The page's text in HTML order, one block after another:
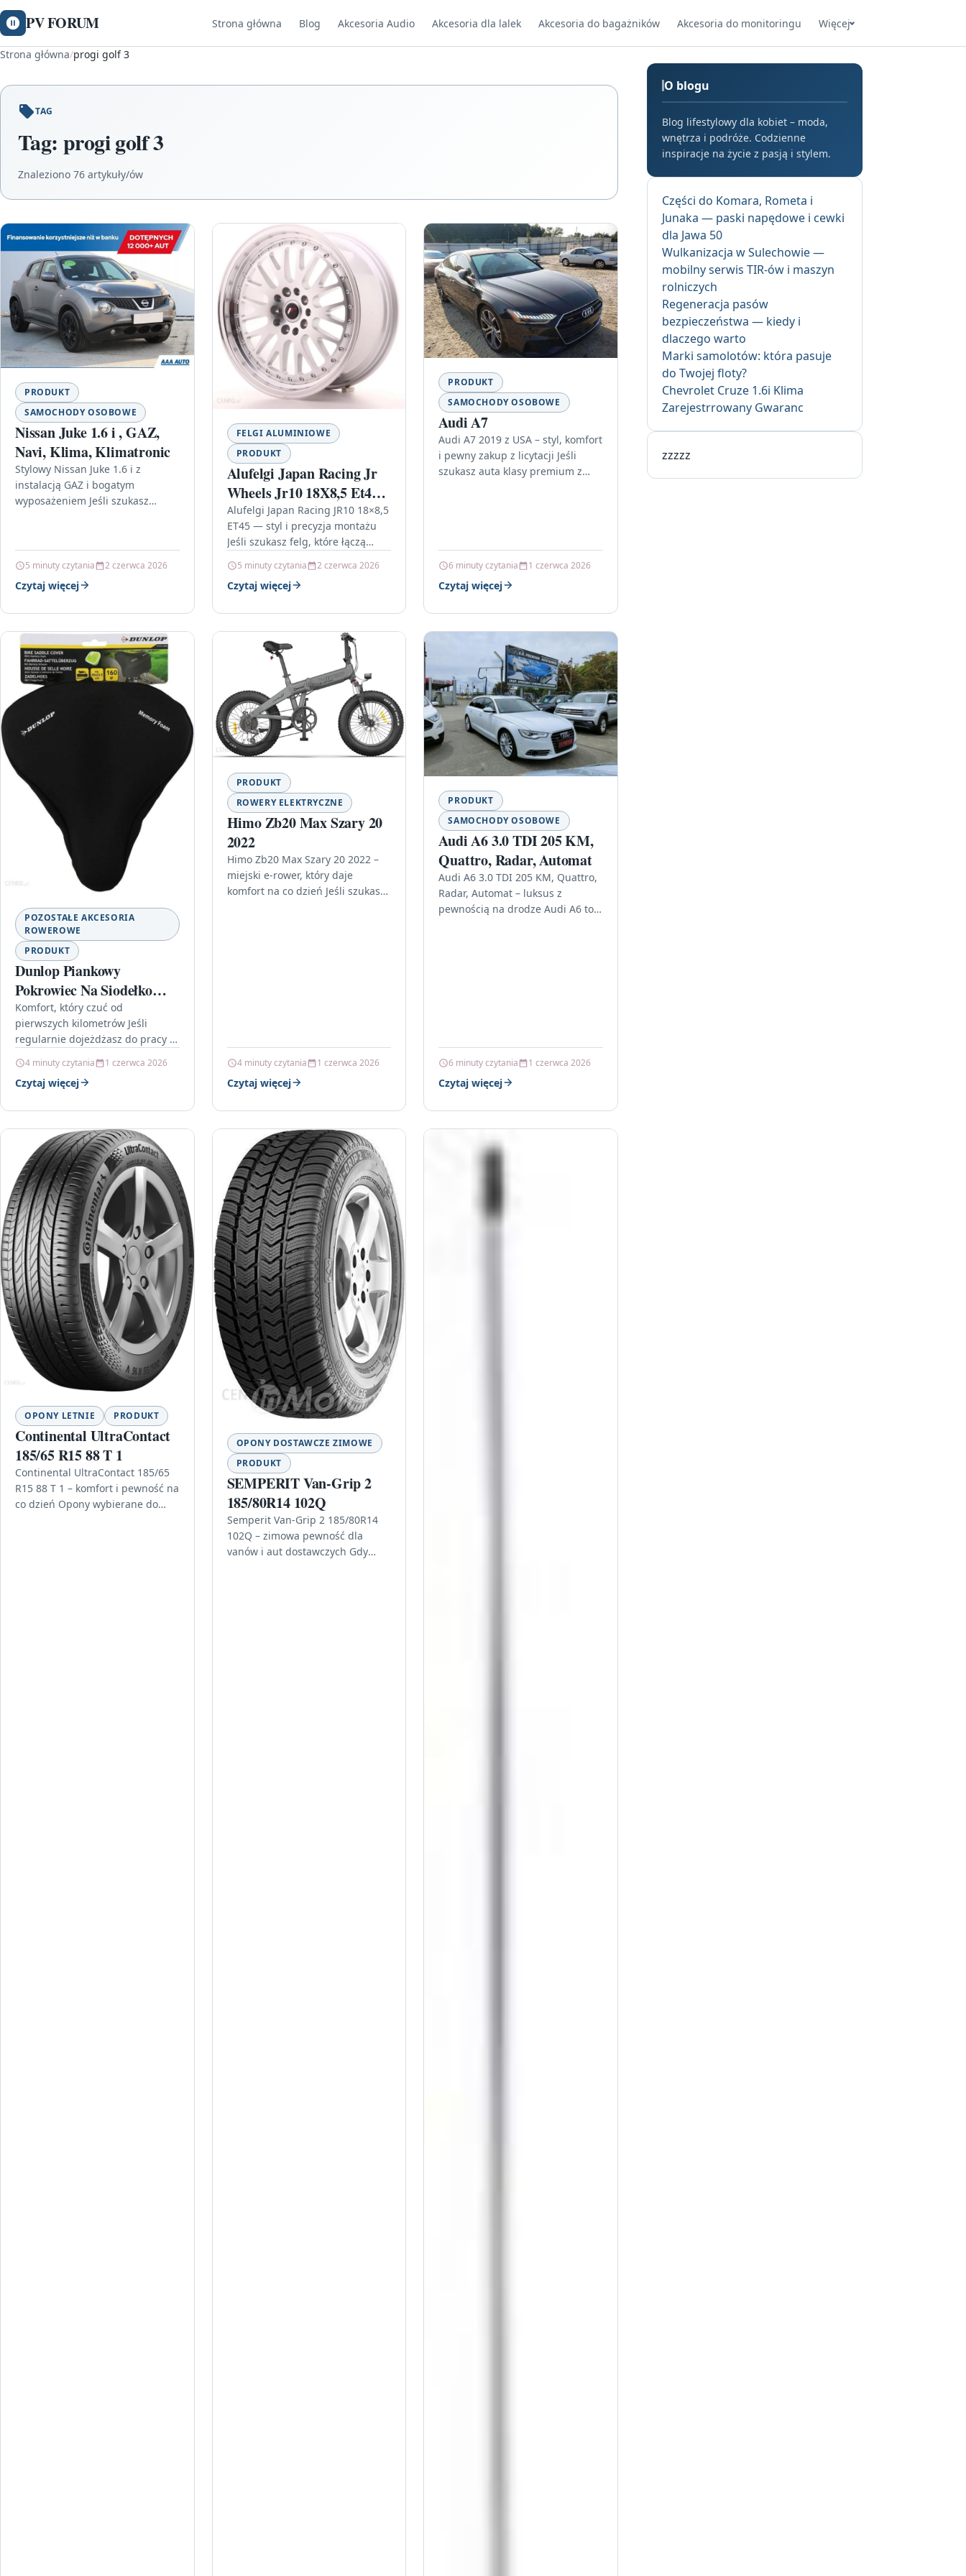
PV FORUM Strona główna Blog Akcesoria Audio Akcesoria dla lalek Akcesoria do bagażników Akcesoria do monitoringu Więcej
Strona główna/progi golf 3
TAG
Tag: progi golf 3
Znaleziono 76 artykuły/ów
PRODUKT
SAMOCHODY OSOBOWE
Nissan Juke 1.6 i , GAZ,
Navi, Klima, Klimatronic
Stylowy Nissan Juke 1.6 i z
instalacją GAZ i bogatym
wyposażeniem Jeśli szukasz
oferuje praktyczne rozwiązania
na…5 minuty czytania 2 czerwca 2026
Czytaj więcej
FELGI ALUMINIOWE
PRODUKT
Alufelgi Japan Racing Jr
Wheels Jr10 18X8,5 Et45
5X112/114 Silver
Machined Face
Alufelgi Japan Racing JR10 18×8,5
ET45 — styl i precyzja montażu
Jeśli szukasz felg, które łączą
dopasowaniem do popularnych
konfiguracji, model…
5 minuty czytania 2 czerwca 2026
Czytaj więcej
PRODUKT
SAMOCHODY OSOBOWE
Audi A7
Audi A7 2019 z USA – styl, komfort
i pewny zakup z licytacji Jeśli
szukasz auta klasy premium z
6 minuty czytania 1 czerwca 2026
Czytaj więcej
POZOSTAŁE AKCESORIA
ROWEROWE
PRODUKT
Dunlop Piankowy
Pokrowiec Na Siodełko
26X23,5Cm
Komfort, który czuć od
pierwszych kilometrów Jeśli
regularnie dojeżdżasz do pracy i
mniej męcząca dla pleców i
bioder, dobrym…
4 minuty czytania 1 czerwca 2026
Czytaj więcej
PRODUKT
ROWERY ELEKTRYCZNE
Himo Zb20 Max Szary 20
2022
Himo Zb20 Max Szary 20 2022 –
miejski e-rower, który daje
komfort na co dzień Jeśli szukasz
4 minuty czytania 1 czerwca 2026
Czytaj więcej
PRODUKT
SAMOCHODY OSOBOWE
Audi A6 3.0 TDI 205 KM,
Quattro, Radar, Automat
Audi A6 3.0 TDI 205 KM, Quattro,
Radar, Automat – luksus z
pewnością na drodze Audi A6 to
6 minuty czytania 1 czerwca 2026
Czytaj więcej
OPONY LETNIE PRODUKT
Continental UltraContact
185/65 R15 88 T 1
Continental UltraContact 185/65
R15 88 T 1 – komfort i pewność na
co dzień Opony wybierane do
OPONY DOSTAWCZE ZIMOWE
PRODUKT
SEMPERIT Van-Grip 2
185/80R14 102Q
Semperit Van-Grip 2 185/80R14
102Q – zimowa pewność dla
vanów i aut dostawczych Gdy
O blogu
Blog lifestylowy dla kobiet – moda,
wnętrza i podróże. Codzienne
inspiracje na życie z pasją i stylem.
Części do Komara, Rometa i
Junaka — paski napędowe i cewki
dla Jawa 50
Wulkanizacja w Sulechowie —
mobilny serwis TIR-ów i maszyn
rolniczych
Regeneracja pasów
bezpieczeństwa — kiedy i
dlaczego warto
Marki samolotów: która pasuje
do Twojej floty?
Chevrolet Cruze 1.6i Klima
Zarejestrrowany Gwaranc
zzzzz